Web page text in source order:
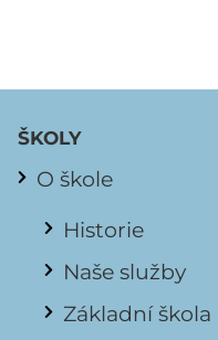
ŠKOLY
O škole
Historie
Naše služby
Základní škola